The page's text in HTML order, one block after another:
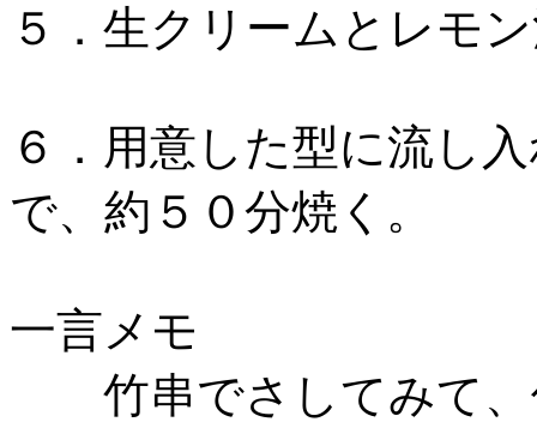
５．生クリームとレモ
６．用意した型に流し
で、約５０分焼く。
一言メモ
竹串でさしてみて、